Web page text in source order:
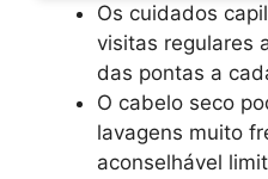
Os cuidados
visitas regulares
das pontas a
O cabelo seco
lavagens muito
aconselhável